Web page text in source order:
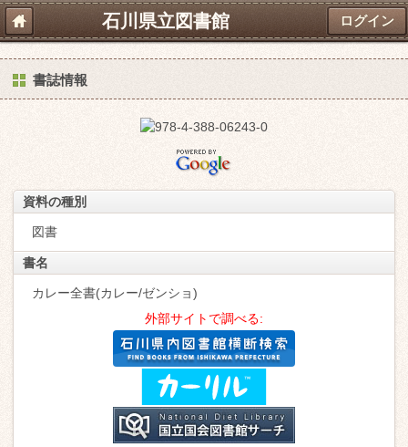
石川県立図書館 ログイン
書誌情報
資料の種別
図書
書名
カレー全書(カレー/ゼンショ)
外部サイトで調べる: